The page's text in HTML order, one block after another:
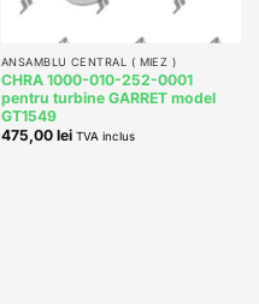
ANSAMBLU CENTRAL ( MIEZ )
CHRA 1000-010-252-0001
pentru turbine GARRET model
GT1549
475,00 lei TVA inclus